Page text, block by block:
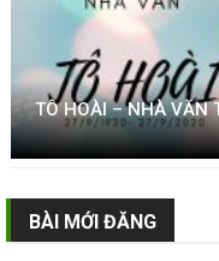
TÔ HOÀI – NHÀ VĂN
BÀI MỚI ĐĂNG